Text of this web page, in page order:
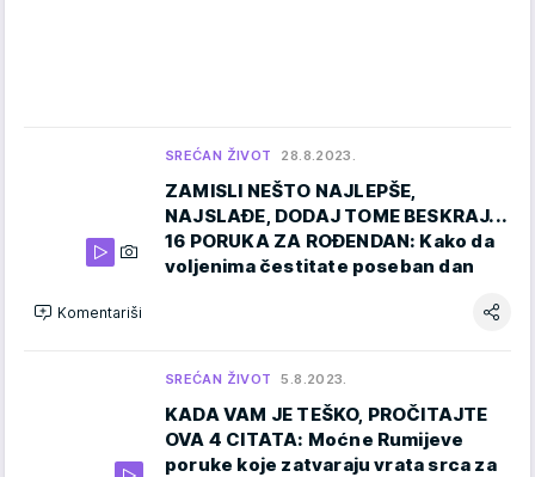
SREĆAN ŽIVOT 28.8.2023.
ZAMISLI NEŠTO NAJLEPŠE,
NAJSLAĐE, DODAJ TOME BESKRAJ...
16 PORUKA ZA ROĐENDAN: Kako da
voljenima čestitate poseban dan
Komentariši
SREĆAN ŽIVOT 5.8.2023.
KADA VAM JE TEŠKO, PROČITAJTE
OVA 4 CITATA: Moćne Rumijeve
poruke koje zatvaraju vrata srca za